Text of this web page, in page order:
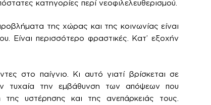
κατηγορίες περί νεοφιλελευθερισμού.
της χώρας και της κοινωνίας είναι
Είναι περισσότερο φραστικές. Κατ’ εξοχήν
στο παίγνιο. Κι αυτό γιατί βρίσκεται σε
τυχαία την εμβάθυνση των απόψεων που
της υστέρησης και της ανεπάρκειάς τους.